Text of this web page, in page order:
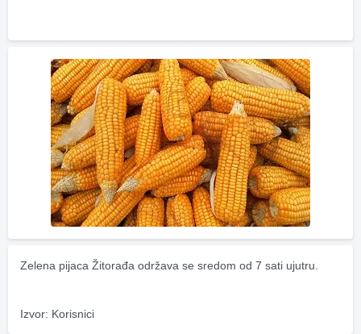
Zelena pijaca Žitorađa održava se sredom od 7 sati ujutru.
Izvor: Korisnici